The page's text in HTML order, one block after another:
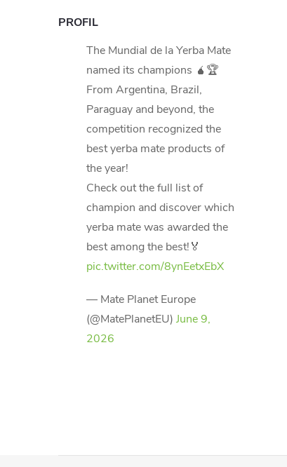
PROFIL
The Mundial de la Yerba Mate
named its champions 🧉🏆
From Argentina, Brazil,
Paraguay and beyond, the
competition recognized the
best yerba mate products of
the year!
Check out the full list of
champion and discover which
yerba mate was awarded the
best among the best!🏅
pic.twitter.com/8ynEetxEbX
— Mate Planet Europe
(@MatePlanetEU) June 9,
2026